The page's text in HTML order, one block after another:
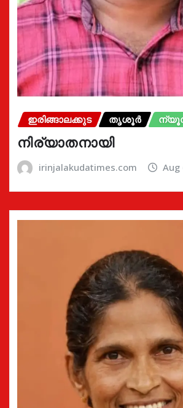
ഇരിങ്ങാലക്കുട തൃശൂർ
നിര്യാതനായി
irinjalakudatimes.com Aug